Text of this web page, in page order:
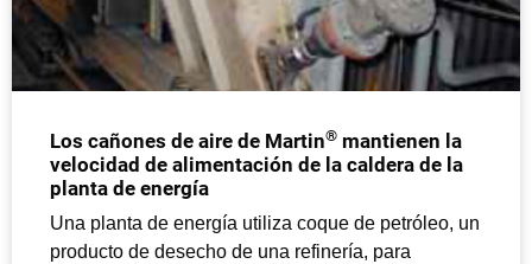
Los cañones de aire de Martin® mantienen la
velocidad de alimentación de la caldera de la
planta de energía
Una planta de energía utiliza coque de petróleo, un
producto de desecho de una refinería, para